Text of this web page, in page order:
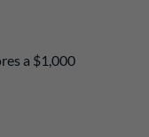
a $1,000